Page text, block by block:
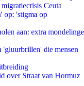
Ceuta
op: 'stigma op
aan: extra mondelinge
die mensen
over Straat van Hormuz